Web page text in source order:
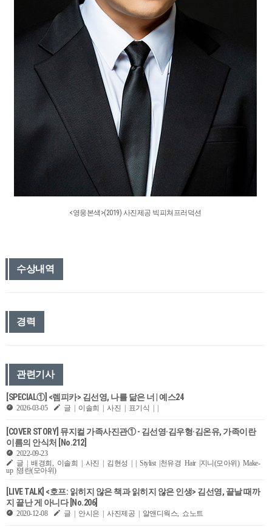
<영웅본색>(2019) 사진제공 빅피쳐프러덕션
수상내역
경력
관련기사
[SPECIAL①] <렘피카> 김선영, 나를 닮은 너 | 예스24
2026-03-05 글 | 이솔희 | 사진 | 표기식 | |
[COVER STORY] 뮤지컬 가족사진관① - 김선영·김우형·김온유, 가족이란
이름의 안식처 [No.212]
2022-09-23
글 | 배경희, 이솔희 | 사진 | 김현성 | | Stylist |천유경 Hair |지니(모아위) Make-
up |영란(모아위)
[LIVE TALK] <호프: 읽히지 않은 책과 읽히지 않은 인생> 김선영, 끝날 때까
지 끝난 게 아니다 [No.206]
2020-12-08 글 | 안시은 | 사진제공 | 알앤디웍스, 쇼노트